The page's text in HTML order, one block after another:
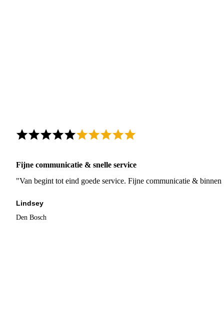
Fijne communicatie & snelle service
"Van begint tot eind goede service. Fijne communicatie &
Lindsey
Den Bosch